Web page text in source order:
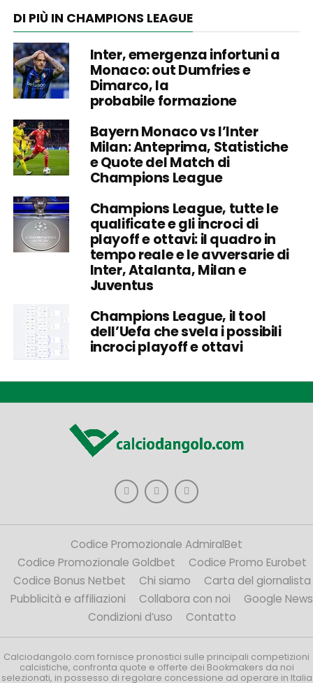
DI PIÙ IN CHAMPIONS LEAGUE
Inter, emergenza infortuni a
Monaco: out Dumfries e
Dimarco, la
probabile formazione
Bayern Monaco vs l’Inter
Milan: Anteprima, Statistiche
e Quote del Match di
Champions League
Champions League, tutte le
qualificate e gli incroci di
playoff e ottavi: il quadro in
tempo reale e le avversarie di
Inter, Atalanta, Milan e
Juventus
Champions League, il tool
dell’Uefa che svela i possibili
incroci playoff e ottavi
Codice Promozionale AdmiralBet
Codice Promozionale Goldbet
Codice Promo Eurobet
Codice Bonus Netbet
Chi siamo
Carta del giornalista
Pubblicità e affiliazioni
Collabora con noi
Google News
Condizioni d’uso
Contatto
Calciodangolo.com fornisce pronostici sulle principali competizioni
calcistiche, confronta quote e offerte dei Bookmakers da noi
selezionati, in possesso di regolare concessione ad operare in Italia